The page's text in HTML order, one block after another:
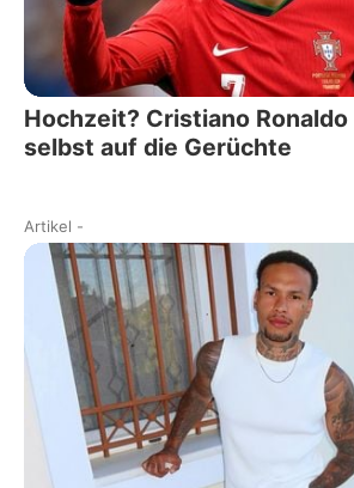
Hochzeit? Cristiano
selbst auf die Gerüchte
Artikel -